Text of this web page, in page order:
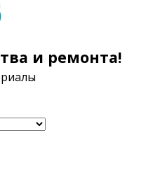
и ремонта!